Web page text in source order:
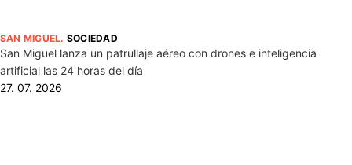
SAN MIGUEL. SOCIEDAD
San Miguel lanza un patrullaje aéreo con drones e inteligencia
artificial las 24 horas del día
27. 07. 2026